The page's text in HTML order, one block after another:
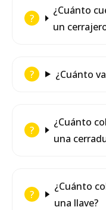
¿Cuánto
un
¿Cuánto
¿Cuánto
una
¿Cuánto
una llave?